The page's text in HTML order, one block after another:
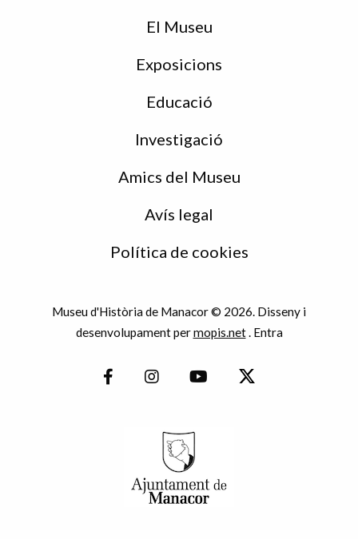
El Museu
Exposicions
Educació
Investigació
Amics del Museu
Avís legal
Política de cookies
Museu d'Història de Manacor © 2026. Disseny i
desenvolupament permopis.net. Entra